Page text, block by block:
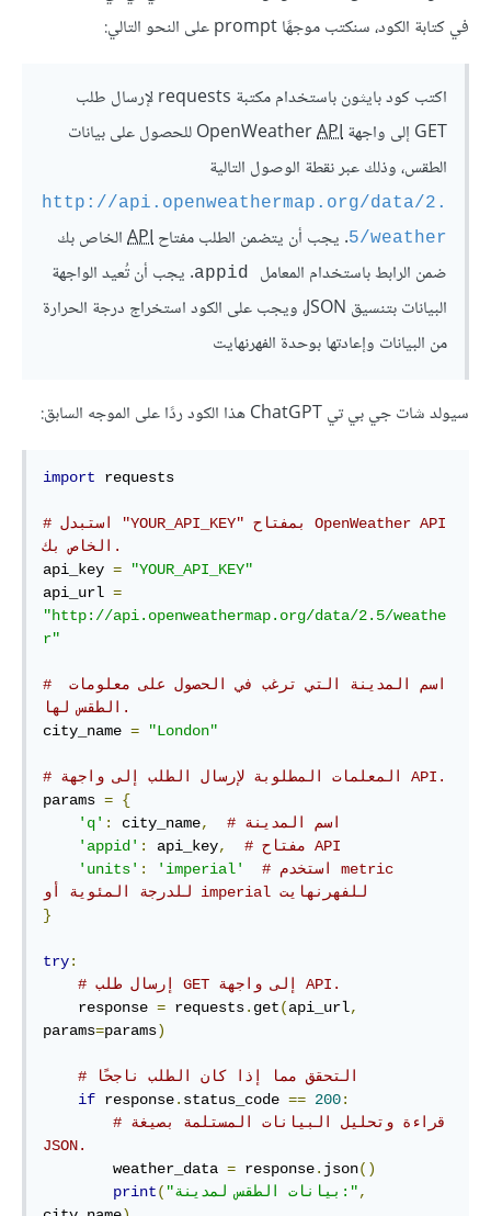
في كتابة الكود، سنكتب موجهًا prompt على النحو التالي:
اكتب كود بايثون باستخدام مكتبة requests لإرسال طلب
GET إلى واجهة OpenWeather
API
للحصول على بيانات
الطقس، وذلك عبر نقطة الوصول التالية
http://api.openweathermap.org/data/2.
5/weather. يجب أن يتضمن الطلب مفتاحAPIالخاص بك
ضمن الرابط باستخدام المعامل
. يجب أن تُعيد الواجهة
البيانات بتنسيق JSON، ويجب على الكود استخراج درجة الحرارة
من البيانات وإعادتها بوحدة الفهرنهايت
سيولد شات جي بي تي ChatGPT هذا الكود ردًا على الموجه السابق:
import requests
# استبدل "YOUR_API_KEY" بمفتاح OpenWeather API
الخاص بك.
api_key =
"YOUR_API_KEY"
api_url =
"http://api.openweathermap.org/data/2.5/weathe
r"
# اسم المدينة التي ترغب في الحصول على معلومات
الطقس لها.
city_name = "London"
# المعلمات المطلوبة لإرسال الطلب إلى واجهة API.
params = {
'q' : city_name,
# اسم المدينة
'appid' : api_key,
# مفتاح API
'units' : 'imperial'
# استخدم metric
للدرجة المئوية أو imperial للفهرنهايت
}
try:
# إرسال طلب GET إلى واجهة API.
    response
= requests. get(api_url,
params=params)
# التحقق مما إذا كان الطلب ناجحًا
if response. status_code == 200:
# قراءة وتحليل البيانات المستلمة بصيغة
JSON.
        weather_data
= response. json()
print( "بيانات الطقس لمدينة:",